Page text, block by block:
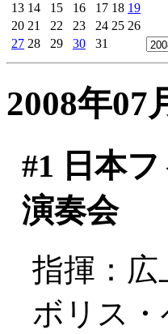
13 14 15 16 17 18 19
20 21 22 23 24 25 26
27 28 29 30 31
2008年07
#1 日本
演奏会
指揮：広
ボリス